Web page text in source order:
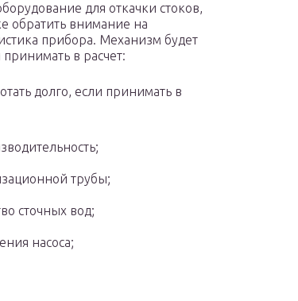
для откачки стоков,
обратить внимание на
прибора. Механизм будет
принимать в расчет:
долго, если принимать в
трубы;
сточных вод;
насоса;